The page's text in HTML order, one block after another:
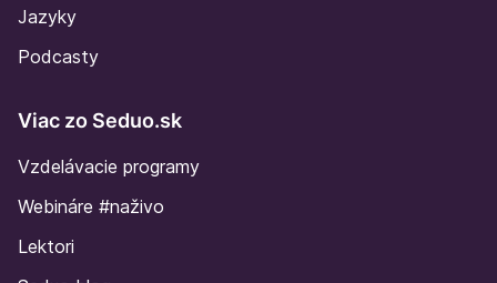
Jazyky
Podcasty
Viac zo Seduo.sk
Vzdelávacie programy
Webináre #naživo
Lektori